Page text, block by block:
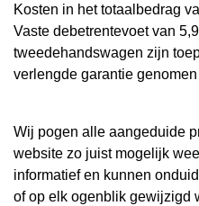
Kosten in het totaalbedrag
Vaste debetrentevoet van
tweedehandswagen zijn
verlengde garantie
Wij pogen alle aangeduide
website zo juist mogelijk
informatief en kunnen
of op elk ogenblik gewijzigd